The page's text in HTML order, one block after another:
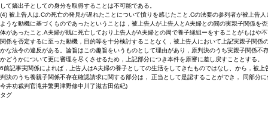
して嫡出子としての身分を取得することは不可能である。
(4) 被上告人は.Cの死亡の発見が遅れたことについて憤りを感じたこと.Cの法要の参列者が被上告
ような動機に基づくものであったということは，被上告人が上告人とA夫婦との間の実親子関係
体があったこと.A夫婦が既に死亡しており上告人がA夫婦との周で養子縁組ーをすることがもは
関係を否定するに至った動機，目的等を十分検討することなく，被上告人において上記実親子関
かな法令の違反がある。論旨はこの趣旨をいうものとして理由があり，原判決のうち実親子関係
かどうかについて更に審理を尽くさせるため，上記部分につき本件を原審に差し戻すこととする。
6前記事実関係によれば，上告人はA夫婦の養子としての生活をしてきたものではなし、から，被
判決のうち養親子関係不存在確認請求に関する部分は， 正当として是認することができ， 同部分
今井功裁判官滝井繁男津野修中川了滋古田佑紀)
タグ